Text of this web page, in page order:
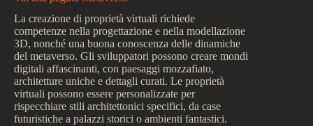
La creazione di proprietà virtuali richiede
competenze nella progettazione e nella modellazione
3D, nonché una buona conoscenza delle dinamiche
del metaverso. Gli sviluppatori possono creare mondi
digitali affascinanti, con paesaggi mozzafiato,
architetture uniche e dettagli curati. Le proprietà
virtuali possono essere personalizzate per
rispecchiare stili architettonici specifici, da case
futuristiche a palazzi storici o ambienti fantastici.